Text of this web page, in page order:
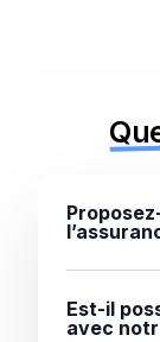
Est-il
avec